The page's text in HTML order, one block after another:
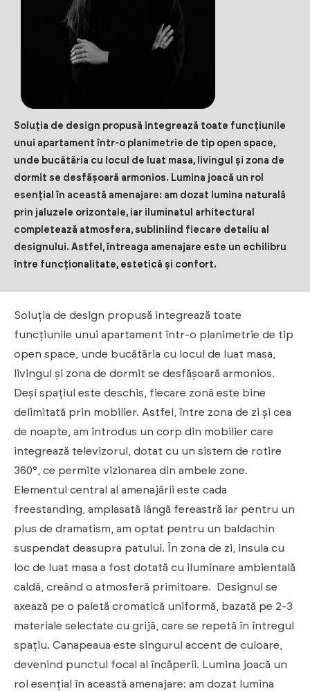
Soluția de design propusă integrează toate funcțiunile
unui apartament într-o planimetrie de tip open space,
unde bucătăria cu locul de luat masa, livingul și zona de
dormit se desfășoară armonios. Lumina joacă un rol
esențial în această amenajare: am dozat lumina naturală
prin jaluzele orizontale, iar iluminatul arhitectural
completează atmosfera, subliniind fiecare detaliu al
designului. Astfel, întreaga amenajare este un echilibru
între funcționalitate, estetică și confort.
Soluția de design propusă integrează toate
funcțiunile unui apartament într-o planimetrie de tip
open space, unde bucătăria cu locul de luat masa,
livingul și zona de dormit se desfășoară armonios.
Deși spațiul este deschis, fiecare zonă este bine
delimitată prin mobilier. Astfel, între zona de zi și cea
de noapte, am introdus un corp din mobilier care
integrează televizorul, dotat cu un sistem de rotire
360°, ce permite vizionarea din ambele zone.
Elementul central al amenajării este cada
freestanding, amplasată lângă fereastră iar pentru un
plus de dramatism, am optat pentru un baldachin
suspendat deasupra patului. În zona de zi, insula cu
loc de luat masa a fost dotată cu iluminare ambientală
caldă, creând o atmosferă primitoare. Designul se
axează pe o paletă cromatică uniformă, bazată pe 2-3
materiale selectate cu grijă, care se repetă în întregul
spațiu. Canapeaua este singurul accent de culoare,
devenind punctul focal al încăperii. Lumina joacă un
rol esențial în această amenajare: am dozat lumina